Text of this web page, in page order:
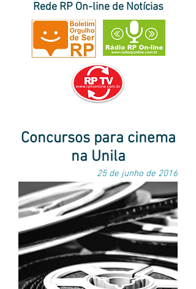
página inicial do Plantão RP|
destaques|
|correspondentes
no Brasil e no exterior
Rede RP On-line de Notícias
Concursos para cinema
na Unila
25 de junho de 2016